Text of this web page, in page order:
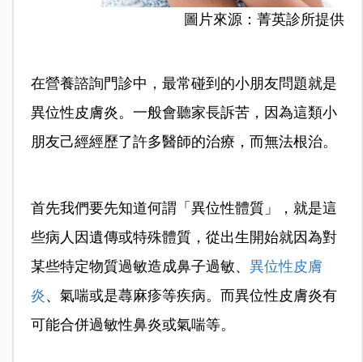
圖片來源：菁英診所提供
在營養諮詢門診中，最常碰到的小朋友問題就是
異位性皮膚炎。一般會聽家長訴苦，因為這類小
朋友己經經歷了許多醫師的治療，而無法根治。
首先我們要先知道何謂「異位性體質」，就是這
些病人因遺傳或特殊體質，從出生開始就因為對
某些特定物質過敏造成鼻子過敏、 異位性皮膚
炎 、氣喘或是蕁麻疹等疾病。而異位性皮膚炎有
可能合併過敏性鼻炎或氣喘等。